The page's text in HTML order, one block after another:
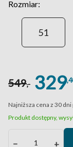
Rozmiar:
51
549,- 329
Najniższa cena z 30
Produkt dostępny,
− +